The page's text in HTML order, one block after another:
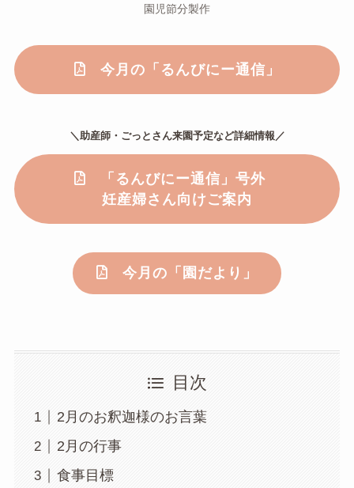
園児節分製作
今月の「るんびにー通信」
＼助産師・ごっとさん来園予定など詳細情報／
「るんびにー通信」号外
妊産婦さん向けご案内
今月の「園だより」
目次
2月のお釈迦様のお言葉
2月の行事
食事目標